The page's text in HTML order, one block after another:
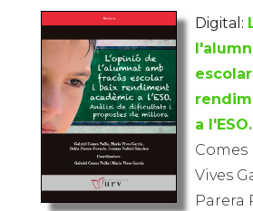
Digital:
a l'ESO.
Comes
Vives
Parera